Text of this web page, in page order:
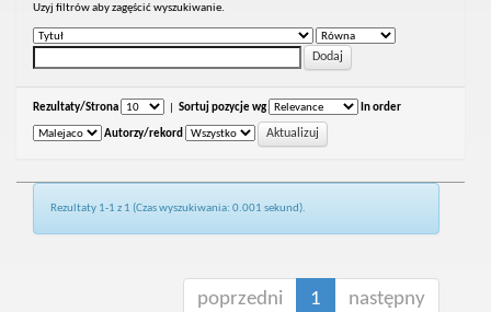
Uzyj filtrów aby zagęścić wyszukiwanie.
Rezultaty/Strona Sortuj pozycje wg In order
Autorzy/rekord
Rezultaty 1-1 z 1 (Czas wyszukiwania: 0.001 sekund).
poprzedni 1 następny